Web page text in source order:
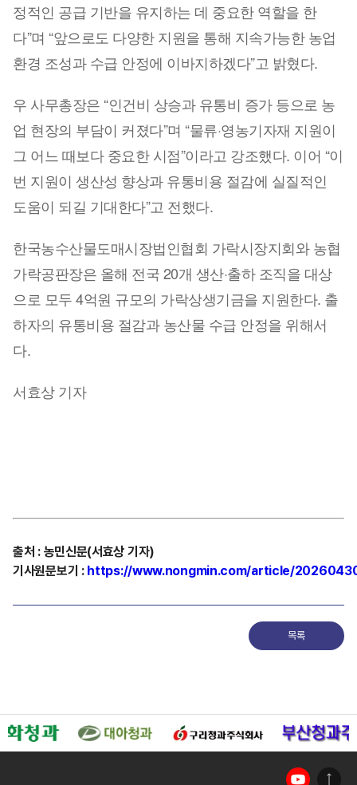
정적인 공급 기반을 유지하는 데 중요한 역할을 한
다”며 “앞으로도 다양한 지원을 통해 지속가능한 농업
환경 조성과 수급 안정에 이바지하겠다”고 밝혔다.
우 사무총장은 “인건비 상승과 유통비 증가 등으로 농
업 현장의 부담이 커졌다”며 “물류·영농기자재 지원이
그 어느 때보다 중요한 시점”이라고 강조했다. 이어 “이
번 지원이 생산성 향상과 유통비용 절감에 실질적인
도움이 되길 기대한다”고 전했다.
한국농수산물도매시장법인협회 가락시장지회와 농협
가락공판장은 올해 전국 20개 생산·출하 조직을 대상
으로 모두 4억원 규모의 가락상생기금을 지원한다. 출
하자의 유통비용 절감과 농산물 수급 안정을 위해서
다.
서효상 기자
출처 : 농민신문(서효상 기자)
기사원문보기 : https://www.nongmin.com/article/
목록